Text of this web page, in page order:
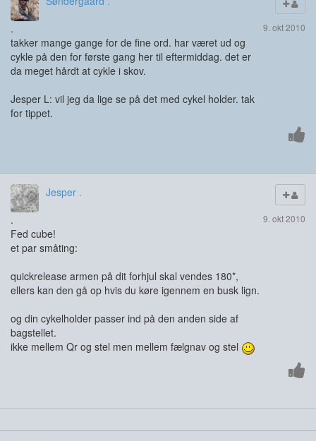
9. okt 2010
.
takker mange gange for de fine ord. har været ud og
cykle på den for første gang her til eftermiddag. det er
da meget hårdt at cykle i skov.
Jesper L: vil jeg da lige se på det med cykel holder. tak
for tippet.
Jesper .
9. okt 2010
.
Fed cube!
et par småting:
quickrelease armen på dit forhjul skal vendes 180*,
ellers kan den gå op hvis du køre igennem en busk lign.
og din cykelholder passer ind på den anden side af
bagstellet.
ikke mellem Qr og stel men mellem fælgnav og stel